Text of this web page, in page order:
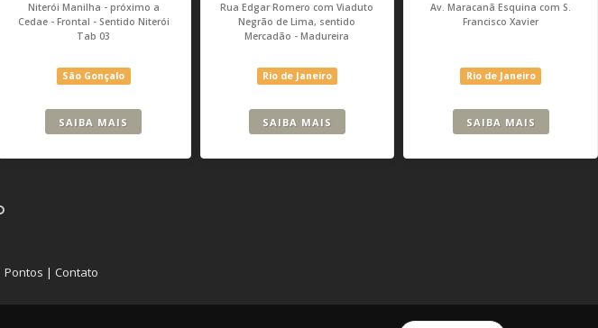
Niterói Manilha - próximo a
Cedae - Frontal - Sentido Niterói
Tab 03
São Gonçalo
SAIBA MAIS
Rua Edgar Romero com Viaduto
Negrão de Lima, sentido
Mercadão - Madureira
Rio de Janeiro
SAIBA MAIS
Av. Maracanã Esquina com S.
Francisco Xavier
Rio de Janeiro
SAIBA MAIS
Pontos | Contato